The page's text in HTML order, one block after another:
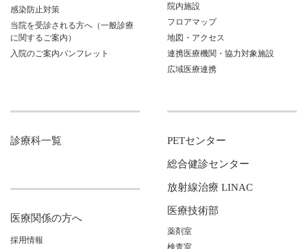
感染防止対策
当院を受診される方へ（一般診療
に関するご案内）
入院のご案内パンフレット
院内施設
フロアマップ
地図・アクセス
連携医療機関・協力対象施設
広域医療連携
診療科一覧
医療関係の方へ
採用情報
PETセンター
総合健診センター
放射線治療 LINAC
医療技術部
薬剤室